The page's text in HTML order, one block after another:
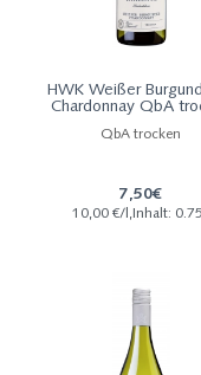
HWK Weißer
Chardonnay QbA
QbA trocken
7,50€
10,00 €/l,Inhalt: 0.75